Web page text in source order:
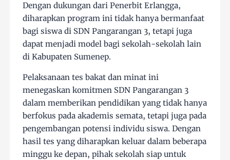
Dengan dukungan dari Penerbit Erlangga,
diharapkan program ini tidak hanya bermanfaat
bagi siswa di SDN Pangarangan 3, tetapi juga
dapat menjadi model bagi sekolah-sekolah lain
di Kabupaten Sumenep​.
Pelaksanaan tes bakat dan minat ini
menegaskan komitmen SDN Pangarangan 3
dalam memberikan pendidikan yang tidak hanya
berfokus pada akademis semata, tetapi juga pada
pengembangan potensi individu siswa. Dengan
hasil tes yang diharapkan keluar dalam beberapa
minggu ke depan, pihak sekolah siap untuk